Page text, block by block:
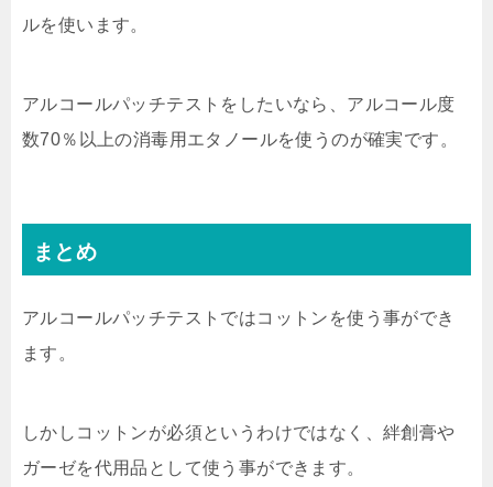
ルを使います。
アルコールパッチテストをしたいなら、アルコール度
数70％以上の消毒用エタノールを使うのが確実です。
まとめ
アルコールパッチテストではコットンを使う事ができ
ます。
しかしコットンが必須というわけではなく、絆創膏や
ガーゼを代用品として使う事ができます。